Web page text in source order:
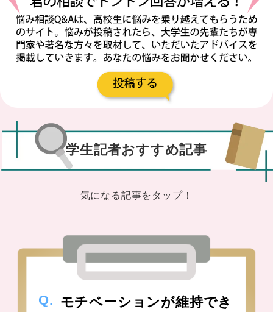
学生記者おすすめ記事
気になる記事をタップ！
モチベーションが維持でき